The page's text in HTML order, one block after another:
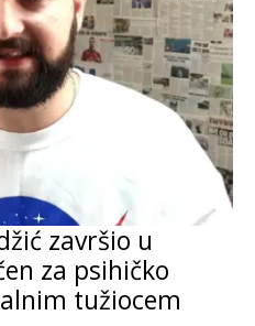
završio u
za psihičko
tužiocem